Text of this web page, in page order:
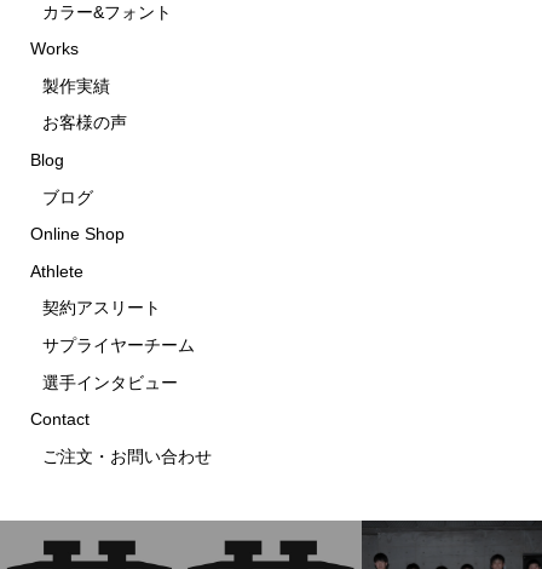
カラー&フォント
Works
製作実績
お客様の声
Blog
ブログ
Online Shop
Athlete
契約アスリート
サプライヤーチーム
選手インタビュー
Contact
ご注文・お問い合わせ